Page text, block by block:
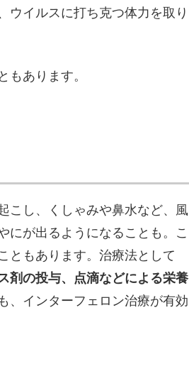
ウイルスに打ち克つ体力を取り
もあります。
こし、くしゃみや鼻水など、風
にが出るようになることも。こ
ともあります。治療法として
剤の投与、点滴などによる栄養
、インターフェロン治療が有効